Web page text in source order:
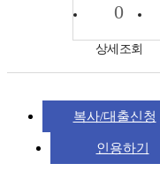
0
상세조회
복사/대출신청
인용하기